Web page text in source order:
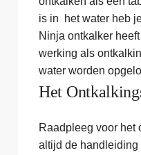
is in het water heb
Ninja ontkalker
werking als
water worden
Het
Raadpleeg voor het
altijd de